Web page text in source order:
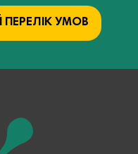
ПЕРЕЛІК УМОВ